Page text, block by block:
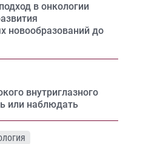
в онкологии
новообразований до
внутриглазного
или наблюдать